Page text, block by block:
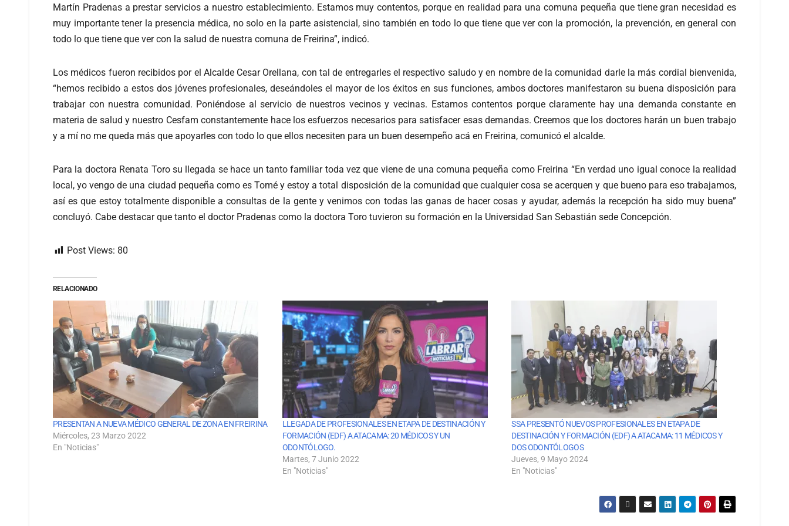
Martín Pradenas a prestar servicios a nuestro establecimiento. Estamos muy contentos, porque en realidad para una comuna pequeña que tiene gran necesidad es
muy importante tener la presencia médica, no solo en la parte asistencial, sino también en todo lo que tiene que ver con la promoción, la prevención, en general con
todo lo que tiene que ver con la salud de nuestra comuna de Freirina”, indicó.
Los médicos fueron recibidos por el Alcalde Cesar Orellana, con tal de entregarles el respectivo saludo y en nombre de la comunidad darle la más cordial bienvenida,
“hemos recibido a estos dos jóvenes profesionales, deseándoles el mayor de los éxitos en sus funciones, ambos doctores manifestaron su buena disposición para
trabajar con nuestra comunidad. Poniéndose al servicio de nuestros vecinos y vecinas. Estamos contentos porque claramente hay una demanda constante en
materia de salud y nuestro Cesfam constantemente hace los esfuerzos necesarios para satisfacer esas demandas. Creemos que los doctores harán un buen trabajo
y a mí no me queda más que apoyarles con todo lo que ellos necesiten para un buen desempeño acá en Freirina, comunicó el alcalde.
Para la doctora Renata Toro su llegada se hace un tanto familiar toda vez que viene de una comuna pequeña como Freirina “En verdad uno igual conoce la realidad
local, yo vengo de una ciudad pequeña como es Tomé y estoy a total disposición de la comunidad que cualquier cosa se acerquen y que bueno para eso trabajamos,
así es que estoy totalmente disponible a consultas de la gente y venimos con todas las ganas de hacer cosas y ayudar, además la recepción ha sido muy buena”
concluyó. Cabe destacar que tanto el doctor Pradenas como la doctora Toro tuvieron su formación en la Universidad San Sebastián sede Concepción.
Post Views: 80
RELACIONADO
PRESENTAN A NUEVA MÉDICO GENERAL DE ZONA EN FREIRINA
Miércoles, 23 Marzo 2022
En "Noticias"
LLEGADA DE PROFESIONALES EN ETAPA DE DESTINACIÓN Y
FORMACIÓN (EDF) A ATACAMA: 20 MÉDICOS Y UN
ODONTÓLOGO.
Martes, 7 Junio 2022
En "Noticias"
SSA PRESENTÓ NUEVOS PROFESIONALES EN ETAPA DE
DESTINACIÓN Y FORMACIÓN (EDF) A ATACAMA: 11 MÉDICOS Y
DOS ODONTÓLOGOS
Jueves, 9 Mayo 2024
En "Noticias"